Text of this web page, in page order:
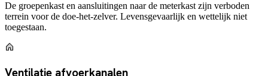
De groepenkast en aansluitingen naar de meterkast zijn verboden
terrein voor de doe-het-zelver. Levensgevaarlijk en wettelijk niet
toegestaan.
Ventilatie afvoerkanalen